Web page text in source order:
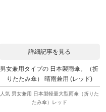
詳細記事を見る
男女兼用タイプの 日本製雨傘。（折
りたたみ傘） 晴雨兼用 (レッド)
人気 男女兼用 日本製軽量大型雨傘（折りた
たみ傘）レッド